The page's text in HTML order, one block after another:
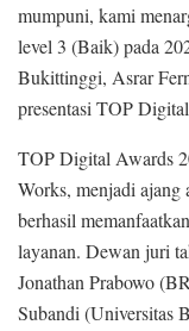
mumpuni, kami
level 3 (Baik) pada
Bukittinggi, Asrar
presentasi TOP
TOP Digital Awards
Works, menjadi ajang
berhasil
layanan. Dewan juri
Jonathan Prabowo
Subandi (Universitas